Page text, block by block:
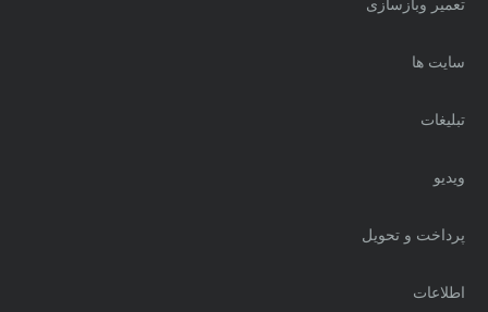
تعمیر وبازسازی
سایت ها
تبلیغات
ویدیو
پرداخت و تحویل
اطلاعات